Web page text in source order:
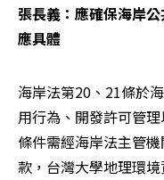
張長義：應確保海岸
應具體
海岸法第20、21條於
用行為、開發許可管
條件需經海岸法主管
款，台灣大學地理環